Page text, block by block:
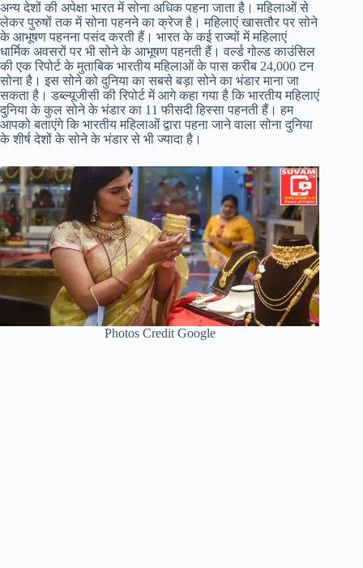
अन्य देशों की अपेक्षा भारत में सोना अधिक पहना जाता है। महिलाओं से
लेकर पुरुषों तक में सोना पहनने का क्रेज है। महिलाएं खासतौर पर सोने
के आभूषण पहनना पसंद करती हैं। भारत के कई राज्यों में महिलाएं
धार्मिक अवसरों पर भी सोने के आभूषण पहनती हैं। वर्ल्ड गोल्ड काउंसिल
की एक रिपोर्ट के मुताबिक भारतीय महिलाओं के पास करीब 24,000 टन
सोना है। इस सोने को दुनिया का सबसे बड़ा सोने का भंडार माना जा
सकता है। डब्ल्यूजीसी की रिपोर्ट में आगे कहा गया है कि भारतीय महिलाएं
दुनिया के कुल सोने के भंडार का 11 फीसदी हिस्सा पहनती हैं। हम
आपको बताएंगे कि भारतीय महिलाओं द्वारा पहना जाने वाला सोना दुनिया
के शीर्ष देशों के सोने के भंडार से भी ज्यादा है।
Photos Credit Google